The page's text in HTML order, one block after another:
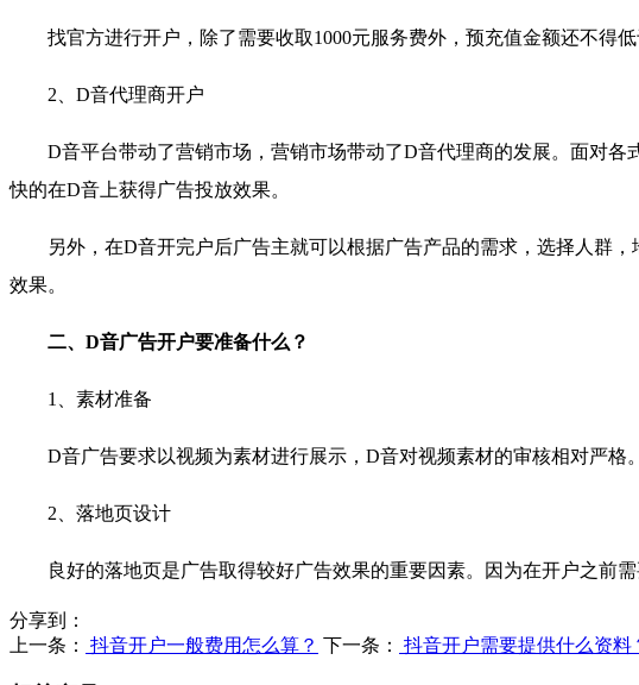
找官方进行开户，除了需要收取1000元服务费外，预充值金额还不得
2、D音代理商开户
D音平台带动了营销市场，营销市场带动了D音代理商的发展。面对
快的在D音上获得广告投放效果。
另外，在D音开完户后广告主就可以根据广告产品的需求，选择人群
效果。
二、D音广告开户要准备什么？
1、素材准备
D音广告要求以视频为素材进行展示，D音对视频素材的审核相对严格
2、落地页设计
良好的落地页是广告取得较好广告效果的重要因素。因为在开户之前
分享到：
上一条：
抖音开户一般费用怎么算？ 下一条： 抖音开户需要提供什么资料